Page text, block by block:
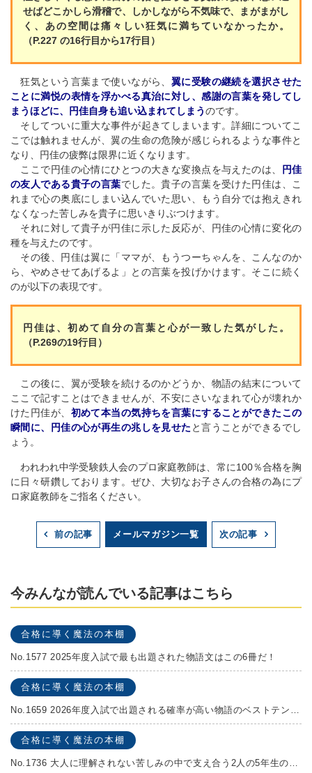
せばどこかしら滑稽で、しかしながら不気味で、まがまがし
く、あの空間は痛々しい狂気に満ちていなかったか。
（P.227 の16行目から17行目）
狂気という言葉まで使いながら、 翼に受験の継続を選択させた
ことに満悦の表情を浮かべる真治に対し、感謝の言葉を発してし
まうほどに、円佳自身も追い込まれてしまうのです。
そしてついに重大な事件が起きてしまいます。詳細についてこ
こでは触れませんが、翼の生命の危険が感じられるような事件と
なり、円佳の疲弊は限界に近くなります。
ここで円佳の心情にひとつの大きな変換点を与えたのは、
円佳
の友人である貴子の言葉でした。貴子の言葉を受けた円佳は、こ
れまで心の奥底にしまい込んでいた思い、もう自分では抱えきれ
なくなった苦しみを貴子に思いきりぶつけます。
それに対して貴子が円佳に示した反応が、円佳の心情に変化の
種を与えたのです。
その後、円佳は翼に「ママが、もうつーちゃんを、こんなのか
ら、やめさせてあげるよ」との言葉を投げかけます。そこに続く
のが以下の表現です。
円佳は、初めて自分の言葉と心が一致した気がした。
（P.269の19行目）
この後に、翼が受験を続けるのかどうか、物語の結末について
ここで記すことはできませんが、不安にさいなまれて心が壊れか
けた円佳が、 初めて本当の気持ちを言葉にすることができたこの
瞬間に、円佳の心が再生の兆しを見せた と言うことができるでし
ょう。
われわれ中学受験鉄人会のプロ家庭教師は、常に100％合格を胸
に日々研鑽しております。ぜひ、大切なお子さんの合格の為にプ
ロ家庭教師をご指名ください。
前の記事 メールマガジン一覧 次の記事
今みんなが読んでいる記事はこちら
合格に導く魔法の本棚
No.1577 2025年度入試で最も出題された物語文はこの6冊だ！
合格に導く魔法の本棚
合格に導く魔法の本棚